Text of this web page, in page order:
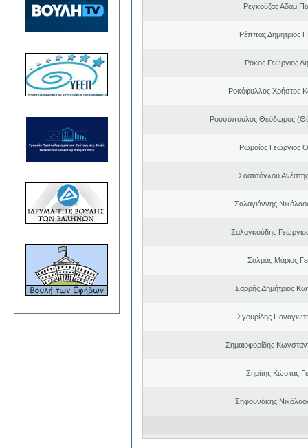
Ρεγκούζας Αδάμ
Ρέππας Δημήτριος
Ρόκος Γεώργιος
Ροκόφυλλος Χρήστος
Ρουσόπουλος Θεόδωρος
Ρωμαίος Γεώργιος
Σαατσόγλου
Σαλαγιάννης
Σαλαγκούδης
Σαλμάς Μάριος
Σαρρής Δημήτριος
Σγουρίδης
Σημαιοφορίδης
Σημίτης Κώστας
Σηφουνάκης